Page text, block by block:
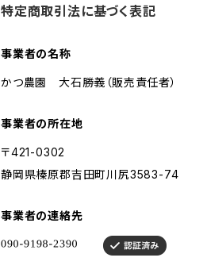
特定商取引法に基づく表記
事業者の名称
かつ農園 大石勝義（販売責任者）
事業者の所在地
〒421-0302
静岡県榛原郡吉田町川尻3583-74
事業者の連絡先